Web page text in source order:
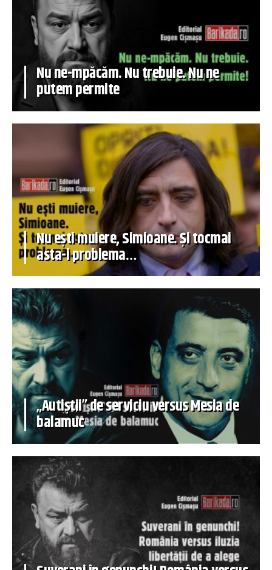
Nu ne-mpăcăm. Nu trebuie. Nu ne
putem permite
Nu ești muiere, Simioane. Și tocmai
asta-i problema…
„Autiștii” de serviciu versus Mesia de
balamuc